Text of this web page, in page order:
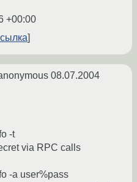
+00:00
08.07.2004
-t
via RPC calls
-a user%pass